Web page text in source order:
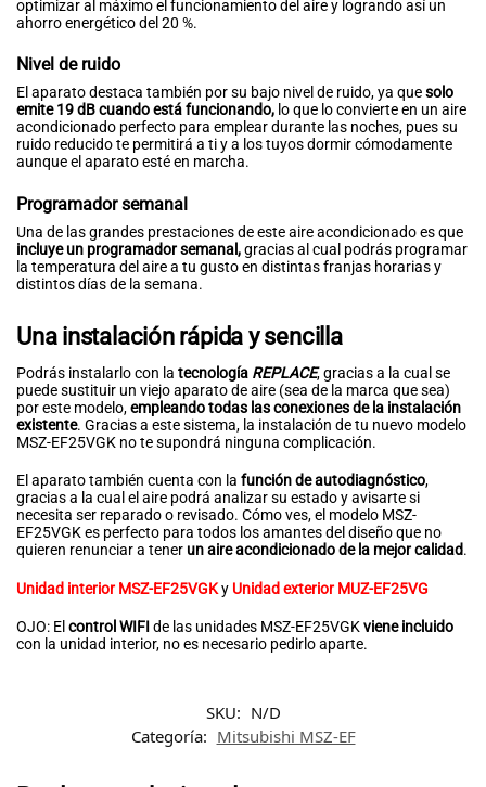
optimizar al máximo el funcionamiento del aire y logrando así un
ahorro energético del 20 %.
Nivel de ruido
El aparato destaca también por su bajo nivel de ruido, ya quesolo
emite 19 dB cuando está funcionando, lo que lo convierte en un aire
acondicionado perfecto para emplear durante las noches, pues su
ruido reducido te permitirá a ti y a los tuyos dormir cómodamente
aunque el aparato esté en marcha.
Programador semanal
Una de las grandes prestaciones de este aire acondicionado es que
incluye un programador semanal,gracias al cual podrás programar
la temperatura del aire a tu gusto en distintas franjas horarias y
distintos días de la semana.
Una instalación rápida y sencilla
Podrás instalarlo con la tecnología REPLACE, gracias a la cual se
puede sustituir un viejo aparato de aire (sea de la marca que sea)
por este modelo,empleando todas las conexiones de la instalación
existente. Gracias a este sistema, la instalación de tu nuevo modelo
MSZ-EF25VGK no te supondrá ninguna complicación.
El aparato también cuenta con la función de autodiagnóstico,
gracias a la cual el aire podrá analizar su estado y avisarte si
necesita ser reparado o revisado. Cómo ves, el modelo MSZ-
EF25VGK es perfecto para todos los amantes del diseño que no
quieren renunciar a tener un aire acondicionado de la mejor calidad.
Unidad interior MSZ-EF25VGKy Unidad exterior MUZ-EF25VG
OJO: El control WIFI de las unidades MSZ-EF25VGKviene incluido
con la unidad interior, no es necesario pedirlo aparte.
SKU: N/D
Categoría: Mitsubishi MSZ-EF